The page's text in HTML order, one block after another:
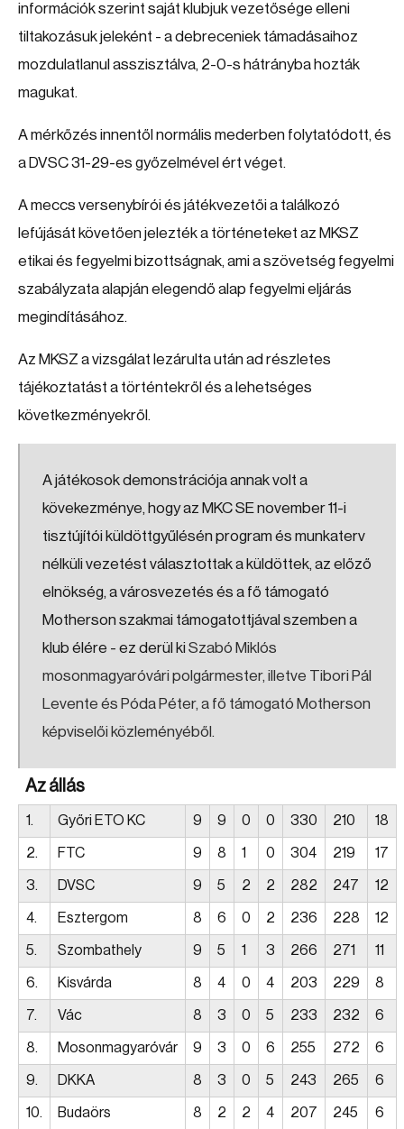
információk szerint saját klubjuk vezetősége elleni
tiltakozásuk jeleként - a debreceniek támadásaihoz
mozdulatlanul asszisztálva, 2-0-s hátrányba hozták
magukat.
A mérkőzés innentől normális mederben folytatódott, és
a DVSC 31-29-es győzelmével ért véget.
A meccs versenybírói és játékvezetői a találkozó
lefújását követően jelezték a történeteket az MKSZ
etikai és fegyelmi bizottságnak, ami a szövetség fegyelmi
szabályzata alapján elegendő alap fegyelmi eljárás
megindításához.
Az MKSZ a vizsgálat lezárulta után ad részletes
tájékoztatást a történtekről és a lehetséges
következményekről.
A játékosok demonstrációja annak volt a
kövekezménye, hogy az MKC SE november 11-i
tisztújítói küldöttgyűlésén program és munkaterv
nélküli vezetést választottak a küldöttek, az előző
elnökség, a városvezetés és a fő támogató
Motherson szakmai támogatottjával szemben a
klub élére - ez derül ki Szabó Miklós
mosonmagyaróvári polgármester, illetve Tibori Pál
Levente és Póda Péter, a fő támogató Motherson
képviselői közleményéből.
Az állás
1. Győri ETO KC 9 9 0 0 330 210 18
2. FTC 9 8 1 0 304 219 17
3. DVSC 9 5 2 2 282 247 12
4. Esztergom 8 6 0 2 236 228 12
5. Szombathely 9 5 1 3 266 271 11
6. Kisvárda 8 4 0 4 203 229 8
7. Vác 8 3 0 5 233 232 6
8. Mosonmagyaróvár 9 3 0 6 255 272 6
9. DKKA 8 3 0 5 243 265 6
10. Budaörs 8 2 2 4 207 245 6